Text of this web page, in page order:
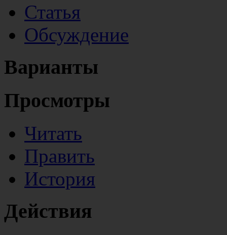
Статья
Обсуждение
Варианты
Просмотры
Читать
Править
История
Действия